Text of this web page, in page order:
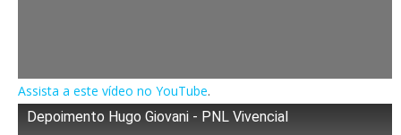
Assista a este vídeo no YouTube.
Depoimento Hugo Giovani - PNL Vivencial